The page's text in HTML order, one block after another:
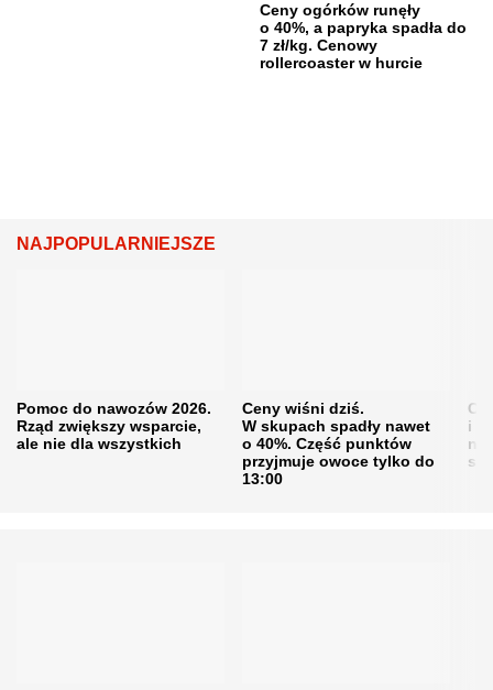
Ceny ogórków runęły
o 40%, a papryka spadła do
7 zł/kg. Cenowy
rollercoaster w hurcie
NAJPOPULARNIEJSZE
Pomoc do nawozów 2026.
Rząd zwiększy wsparcie,
ale nie dla wszystkich
Ceny wiśni dziś.
W skupach spadły nawet
o 40%. Część punktów
przyjmuje owoce tylko do
13:00
i